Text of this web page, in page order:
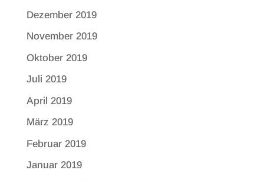
Dezember 2019
November 2019
Oktober 2019
Juli 2019
April 2019
März 2019
Februar 2019
Januar 2019